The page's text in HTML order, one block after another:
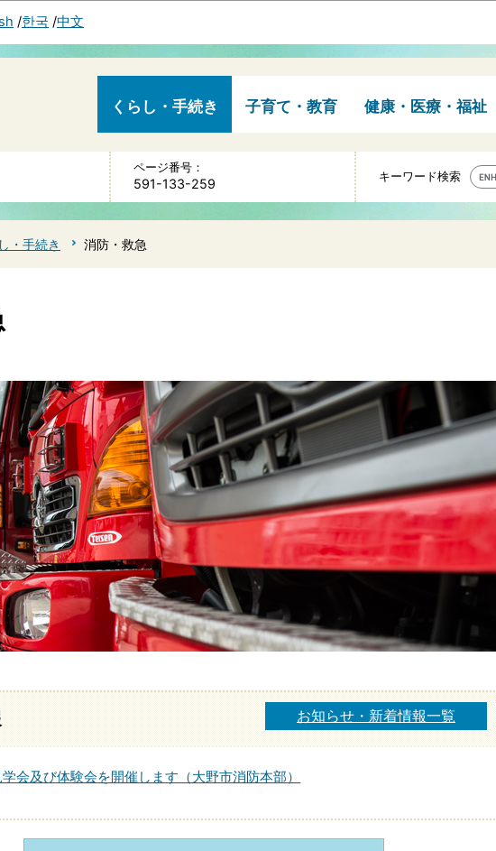
한국 中文
くらし・手続き 子育て・教育 健康・医療・福祉
ページ番号：
591-133-259 キーワード検索
・手続き 消防・救急
会及び体験会を開催します（大野市消防本部）
お知らせ・新着情報一覧